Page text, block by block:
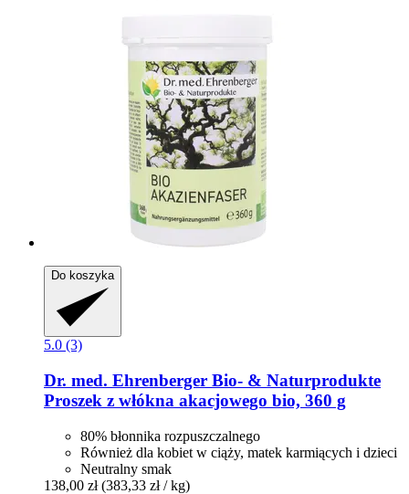
Do koszyka
5.0 (3)
Dr. med. Ehrenberger Bio- & Naturprodukte
Proszek z włókna akacjowego bio, 360 g
80% błonnika rozpuszczalnego
Również dla kobiet w ciąży, matek karmiących i dzieci
Neutralny smak
138,00 zł (383,33 zł / kg)